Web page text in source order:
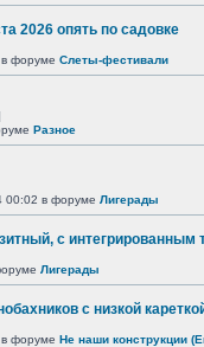
2026 опять по садовке
форуме Слеты-фестивали
Разное
00:02 в форуме Лигерады
с интегрированным
Лигерады
с низкой
форуме Не наши конструкции